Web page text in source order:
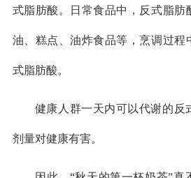
式脂肪酸。日常食品中，反式脂肪
油、糕点、油炸食品等，烹调过程
式脂肪酸。
健康人群一天内可以代谢的反
剂量对健康有害。